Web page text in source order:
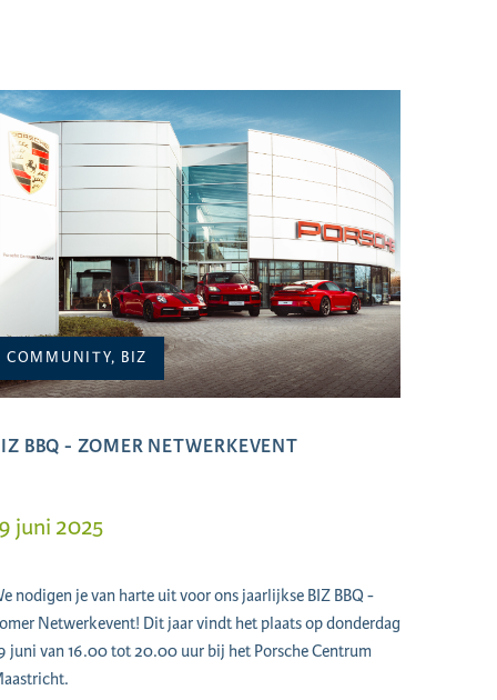
COMMUNITY, BIZ
BBQ - ZOMER NETWERKEVENT
juni 2025
nodigen je van harte uit voor ons jaarlijkse BIZ BBQ -
Netwerkevent! Dit jaar vindt het plaats op donderdag
juni van 16.00 tot 20.00 uur bij het Porsche Centrum